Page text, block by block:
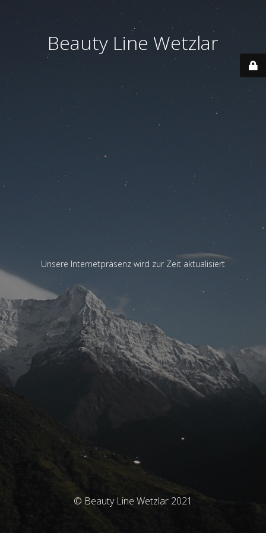
Beauty Line Wetzlar
Unsere Internetpräsenz wird zur Zeit aktualisiert
© Beauty Line Wetzlar 2021